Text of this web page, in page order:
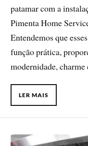
patamar com a
Pimenta Home
Entendemos que
função prática,
modernidade,
LER MAIS